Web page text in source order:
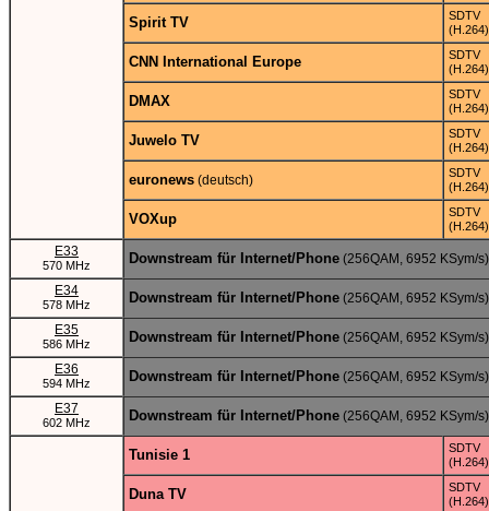
Spirit TV
SDTV
(H.264)
CNN International Europe
SDTV
(H.264)
DMAX
SDTV
(H.264)
Juwelo TV
SDTV
(H.264)
euronews (deutsch)
SDTV
(H.264)
VOXup
SDTV
(H.264)
E33
570 MHz Downstream für Internet/Phone (256QAM, 6952 KSym/
E34
578 MHz Downstream für Internet/Phone (256QAM, 6952 KSym/
E35
586 MHz Downstream für Internet/Phone (256QAM, 6952 KSym/
E36
594 MHz Downstream für Internet/Phone (256QAM, 6952 KSym/
E37
602 MHz Downstream für Internet/Phone (256QAM, 6952 KSym/
Tunisie 1
SDTV
(H.264)
Duna TV
SDTV
(H.264)